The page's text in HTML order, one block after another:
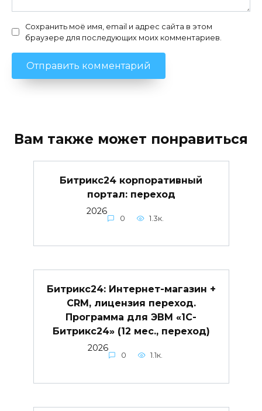
Сохранить моё имя, email и адрес сайта в этом
браузере для последующих моих комментариев.
Вам также может понравиться
Битрикс24 корпоративный
портал: переход
2026
0 1.3к.
Битрикс24: Интернет-магазин +
CRM, лицензия переход.
Программа для ЭВМ «1С-
Битрикс24» (12 мес., переход)
2026
0 1.1к.